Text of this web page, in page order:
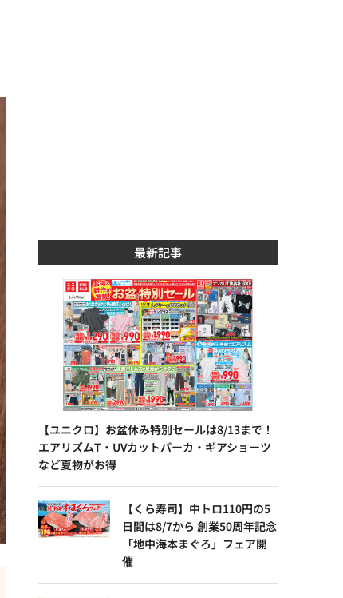
最新記事
【ユニクロ】お盆休み特別セールは8/13まで！
エアリズムT・UVカットパーカ・ギアショーツ
など夏物がお得
【くら寿司】中トロ110円の5
日間は8/7から 創業50周年記念
「地中海本まぐろ」フェア開
催